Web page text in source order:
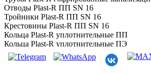
Отводы Plast-R ПП SN 16
Тройники Plast-R ПП SN 16
Крестовины Plast-R ПП SN 16
Кольца Plast-R уплотнительные ПП
Кольца Plast-R уплотнительные ПЭ
Кольца для шахты Plast-R ПЭ
Лотки-заглушки Plast-R ПЭ